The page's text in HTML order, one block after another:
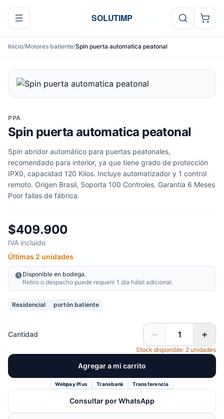
Ir al contenido
SOLUTIMP
Inicio/Motores batiente/Spin puerta automatica peatonal
PPA
Spin puerta automatica peatonal
Spin abridor automático para puertas peatonales,
recomendado para interior, ya que tiene grado de protección
IPX0, capacidad 120 Kilos. Incluye automatizador y 1 control
remoto. Origen Brasil, Soporta 100 Controles. Garantía 6 Meses
Poor fallas de fábrica.
$409.900
IVA incluido
Últimas 2 unidades
Disponible en bodega.
Retiro o despacho puede requerir 1 día hábil adicional.
Residencial portón batiente
Cantidad − +
Stock disponible: 2 unidades
Agregar a mi carrito
Webpay Plus Transbank Transferencia
Consultar por WhatsApp